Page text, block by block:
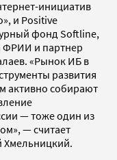
инициатив
и Positive
фонд Softline,
ФРИИ и партнер
«Рынок ИБ в
развития
активно собирают
— тоже один из
— считает
Хмельницкий.